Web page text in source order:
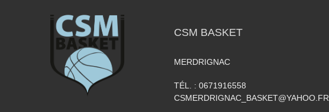
CSM BASKET
MERDRIGNAC
TÉL. : 0671916558
CSMERDRIGNAC_BASKET@YAHOO.FR